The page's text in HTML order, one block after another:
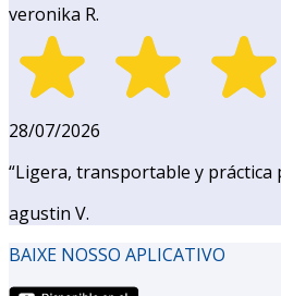
veronika R.
28/07/2026
“Ligera, transportable y práctica
agustin V.
BAIXE NOSSO APLICATIVO